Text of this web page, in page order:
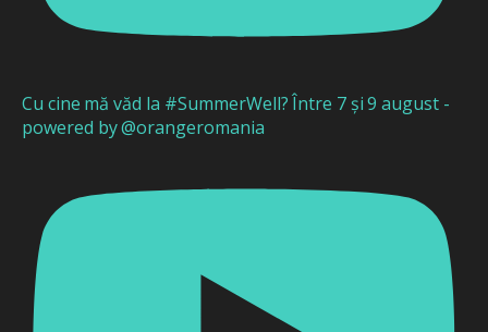
Cu cine mă văd la #SummerWell? Între 7 și 9 august -
powered by @orangeromania